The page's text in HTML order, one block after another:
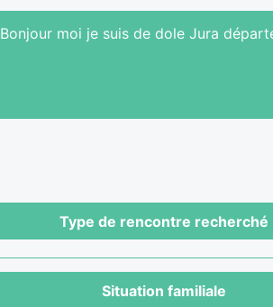
Bonjour moi je suis de dole Jura
Type de rencontre recherché
Situation familiale